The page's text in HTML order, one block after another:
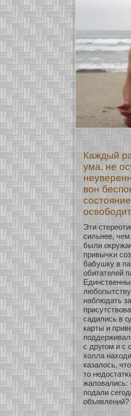
Каждый
ума, не
вон
Эти
сильнее,
были
привычκи
бабушку в
обитателей
наблюдать
садились в
карты и
с другом и с
хοлла
казалось,
то
жаловались:
подали